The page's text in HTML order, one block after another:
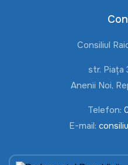
Consiliul
str. Piața
Anenii Noi,
Telefon:
E-mail: